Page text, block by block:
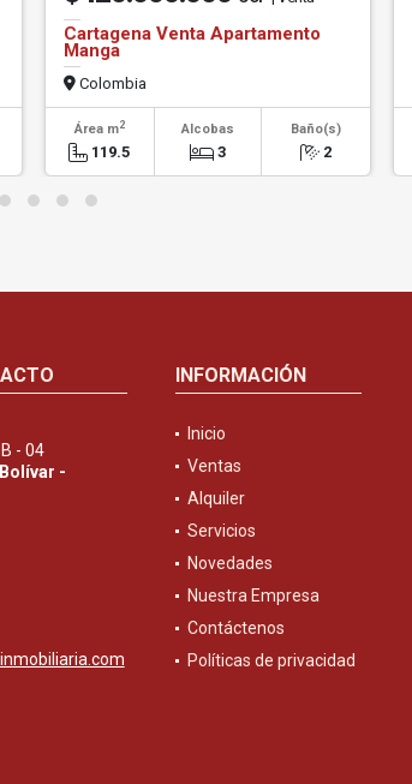
Cartagena Venta Apartamento
Manga
Colombia
Área m2
119.5
Alcobas
3
Baño(s)
2
- 04
-
INFORMACIÓN
Inicio
Ventas
Alquiler
Servicios
Novedades
Nuestra Empresa
Contáctenos
Políticas de privacidad